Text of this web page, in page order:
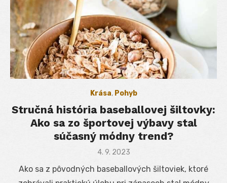
Krása, Pohyb
Stručná história baseballovej šiltovky:
Ako sa zo športovej výbavy stal
súčasný módny trend?
Posted
4. 9. 2023
Ako sa z pôvodných baseballových šiltoviek, ktoré